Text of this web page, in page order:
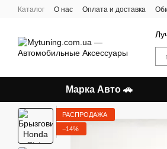
Перейти к основному контенту
Каталог О нас Оплата и доставка
Марка Авто 🚗
РАСПРОДАЖА
−14%